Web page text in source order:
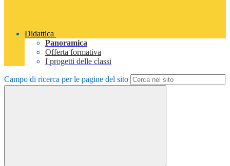
Didattica
Panoramica
Offerta formativa
I progetti delle classi
Campo di ricerca per le pagine del sito